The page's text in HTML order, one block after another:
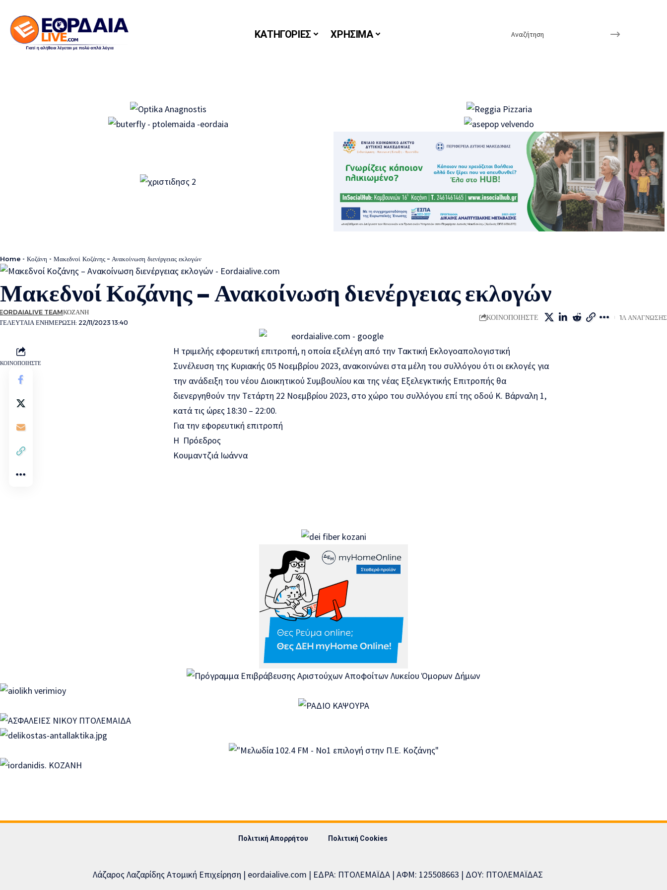
ΚΑΤΗΓΟΡΙΕΣ ΧΡΗΣΙΜΑ
Home - Κοζάνη - Μακεδνοί Κοζάνης – Ανακοίνωση διενέργειας εκλογών
Μακεδνοί Κοζάνης – Ανακοίνωση διενέργειας εκλογών
ΕΝΗΜΈΡΩΣΗ: 22/11/2023 13:40
TEAMΚΟΖΆΝΗ
ΚΟΙΝΟΠΟΙΉΣΤΕ 1Λ ΑΝΆΓΝΩΣΗΣ
ΚΟΙΝΟΠΟΙΉΣΤΕ
Η τριμελής εφορευτική επιτροπή, η οποία εξελέγη από την Τακτική Εκλογοαπολογιστική
Συνέλευση της Κυριακής 05 Νοεμβρίου 2023, ανακοινώνει στα μέλη του συλλόγου ότι οι εκλογές για
την ανάδειξη του νέου Διοικητικού Συμβουλίου και της νέας Εξελεγκτικής Επιτροπής θα
διενεργηθούν την Τετάρτη 22 Νοεμβρίου 2023, στο χώρο του συλλόγου επί της οδού Κ. Βάρναλη 1,
κατά τις ώρες 18:30 – 22:00.
Για την εφορευτική επιτροπή
Η Πρόεδρος
Κουμαντζιά Ιωάννα
Πολιτική Απορρήτου Πολιτική Cookies
Λάζαρος Λαζαρίδης Ατομική Επιχείρηση | eordaialive.com | ΕΔΡΑ: ΠΤΟΛΕΜΑΪΔΑ | ΑΦΜ: 125508663 | ΔΟΥ: ΠΤΟΛΕΜΑΪΔΑΣ